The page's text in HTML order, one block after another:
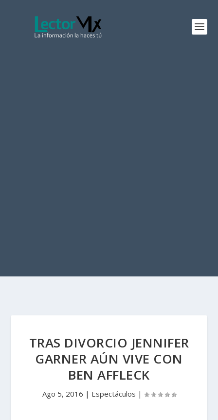
TRAS DIVORCIO JENNIFER
GARNER AÚN VIVE CON
BEN AFFLECK
Ago 5, 2016 | Espectáculos |